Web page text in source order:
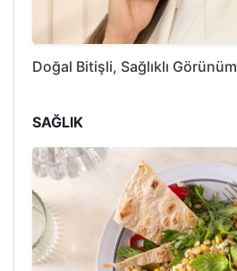
Doğal Bitişli, Sağlıklı Görünüm
SAĞLIK